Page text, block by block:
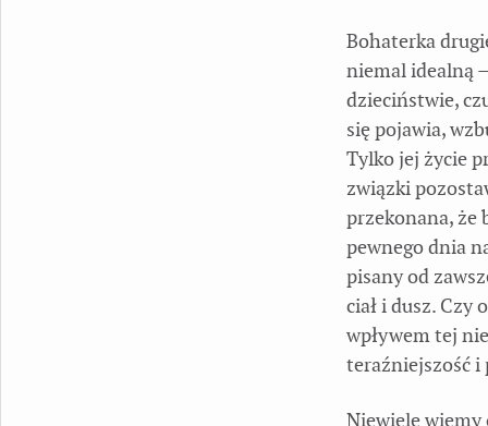
Bohaterka
niemal idealną
dzieciństwie,
się pojawia,
Tylko jej życie
związki
przekonana, że
pewnego dnia
pisany od
ciał i dusz. Czy
wpływem tej
teraźniejszość i
Niewiele